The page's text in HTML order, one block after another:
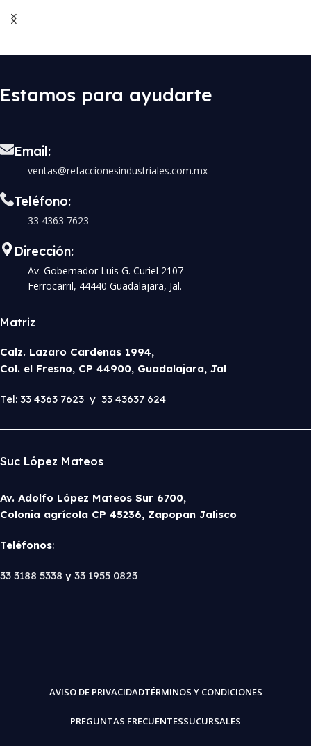
Estamos para ayudarte
Email:
ventas@refaccionesindustriales.com.mx
Teléfono:
33 4363 7623
Dirección:
Av. Gobernador Luis G. Curiel 2107
Ferrocarril, 44440 Guadalajara, Jal.
Matriz
Calz. Lazaro Cardenas 1994,
Col. el Fresno, CP 44900, Guadalajara, Jal
Tel: 33 4363 7623 y 33 43637 624
Suc López Mateos
Av. Adolfo López Mateos Sur 6700,
Colonia agrícola CP 45236, Zapopan Jalisco
Teléfonos:
33 3188 5338 y 33 1955 0823
AVISO DE PRIVACIDADTÉRMINOS Y CONDICIONES
PREGUNTAS FRECUENTESSUCURSALES